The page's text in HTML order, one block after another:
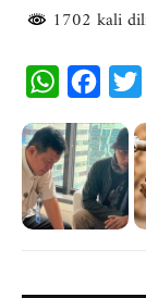
1702 kali
W
a
t
s
c
e
b
i
t
t